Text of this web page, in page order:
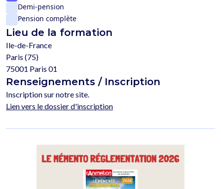
Demi-pension
Pension complète
Lieu de la formation
Ile-de-France
Paris (75)
75001 Paris 01
Renseignements / Inscription
Inscription sur notre site.
Lien vers le dossier d'inscription